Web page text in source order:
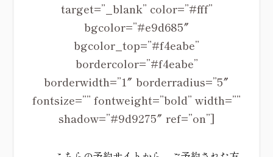
target=”_blank” color=”#fff”
bgcolor=”#e9d685″
bgcolor_top=”#f4eabe”
bordercolor=”#f4eabe”
borderwidth=”1″ borderradius=”5″
fontsize=”” fontweight=”bold” width=””
shadow=”#9d9275″ ref=”on”]